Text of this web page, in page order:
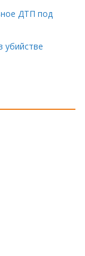
ДТП под
убийстве